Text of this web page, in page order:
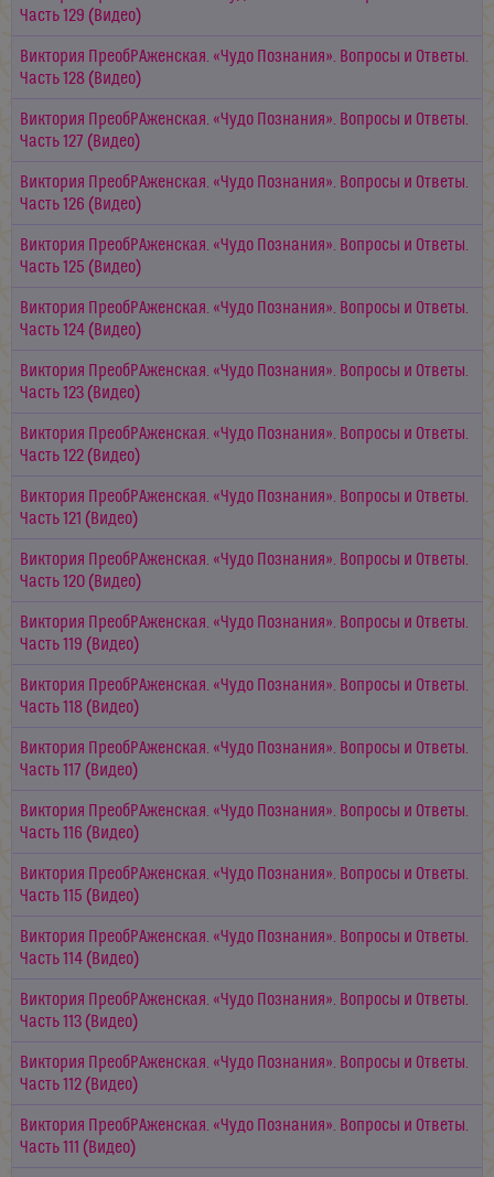
Часть 129 (Видео)
Виктория ПреобРАженская. «Чудо Познания». Вопросы и Ответы.
Часть 128 (Видео)
Виктория ПреобРАженская. «Чудо Познания». Вопросы и Ответы.
Часть 127 (Видео)
Виктория ПреобРАженская. «Чудо Познания». Вопросы и Ответы.
Часть 126 (Видео)
Виктория ПреобРАженская. «Чудо Познания». Вопросы и Ответы.
Часть 125 (Видео)
Виктория ПреобРАженская. «Чудо Познания». Вопросы и Ответы.
Часть 124 (Видео)
Виктория ПреобРАженская. «Чудо Познания». Вопросы и Ответы.
Часть 123 (Видео)
Виктория ПреобРАженская. «Чудо Познания». Вопросы и Ответы.
Часть 122 (Видео)
Виктория ПреобРАженская. «Чудо Познания». Вопросы и Ответы.
Часть 121 (Видео)
Виктория ПреобРАженская. «Чудо Познания». Вопросы и Ответы.
Часть 120 (Видео)
Виктория ПреобРАженская. «Чудо Познания». Вопросы и Ответы.
Часть 119 (Видео)
Виктория ПреобРАженская. «Чудо Познания». Вопросы и Ответы.
Часть 118 (Видео)
Виктория ПреобРАженская. «Чудо Познания». Вопросы и Ответы.
Часть 117 (Видео)
Виктория ПреобРАженская. «Чудо Познания». Вопросы и Ответы.
Часть 116 (Видео)
Виктория ПреобРАженская. «Чудо Познания». Вопросы и Ответы.
Часть 115 (Видео)
Виктория ПреобРАженская. «Чудо Познания». Вопросы и Ответы.
Часть 114 (Видео)
Виктория ПреобРАженская. «Чудо Познания». Вопросы и Ответы.
Часть 113 (Видео)
Виктория ПреобРАженская. «Чудо Познания». Вопросы и Ответы.
Часть 112 (Видео)
Виктория ПреобРАженская. «Чудо Познания». Вопросы и Ответы.
Часть 111 (Видео)